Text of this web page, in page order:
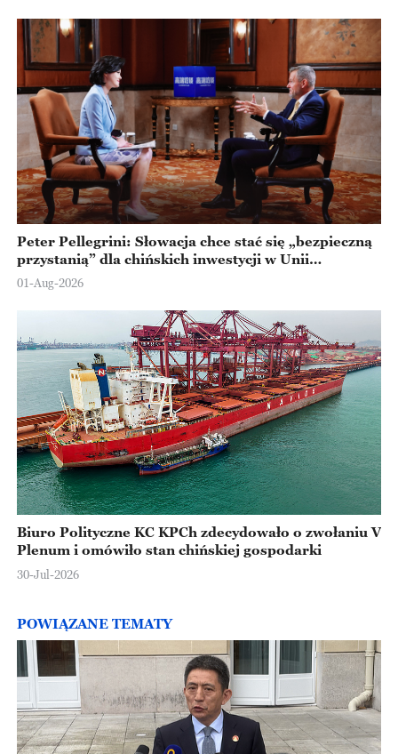
Peter Pellegrini: Słowacja chce stać się „bezpieczną
przystanią” dla chińskich inwestycji w Unii
Europejskiej
01-Aug-2026
Biuro Polityczne KC KPCh zdecydowało o zwołaniu V
Plenum i omówiło stan chińskiej gospodarki
30-Jul-2026
POWIĄZANE TEMATY